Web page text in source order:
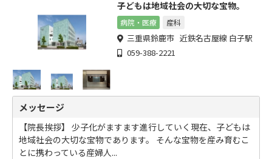
子どもは地域社会の大切な宝物。
病院・医療 産科
三重県鈴鹿市 近鉄名古屋線 白子駅
059-388-2221
メッセージ
【院長挨拶】 少子化がますます進行していく現在、子どもは
地域社会の大切な宝物であります。 そんな宝物を産み育むこ
とに携わっている産婦人...